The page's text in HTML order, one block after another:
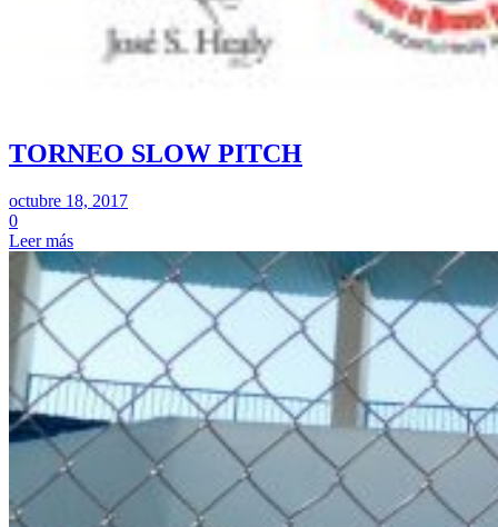
TORNEO SLOW PITCH
octubre 18, 2017
0
Leer más